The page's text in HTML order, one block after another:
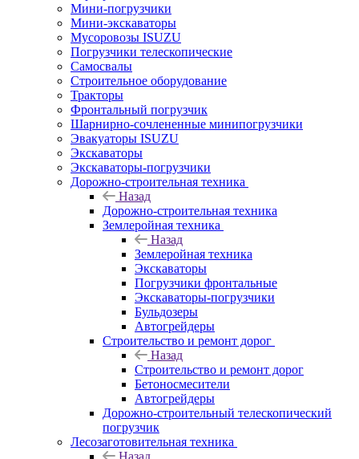
Мини-погрузчики
Мини-экскаваторы
Мусоровозы ISUZU
Погрузчики телескопические
Самосвалы
Строительное оборудование
Тракторы
Фронтальный погрузчик
Шарнирно-сочлененные минипогрузчики
Эвакуаторы ISUZU
Экскаваторы
Экскаваторы-погрузчики
Дорожно-строительная техника
Назад
Дорожно-строительная техника
Землеройная техника
Назад
Землеройная техника
Экскаваторы
Погрузчики фронтальные
Экскаваторы-погрузчики
Бульдозеры
Автогрейдеры
Строительство и ремонт дорог
Назад
Строительство и ремонт дорог
Бетоносмесители
Автогрейдеры
Дорожно-строительный телескопический
погрузчик
Лесозаготовительная техника
Назад